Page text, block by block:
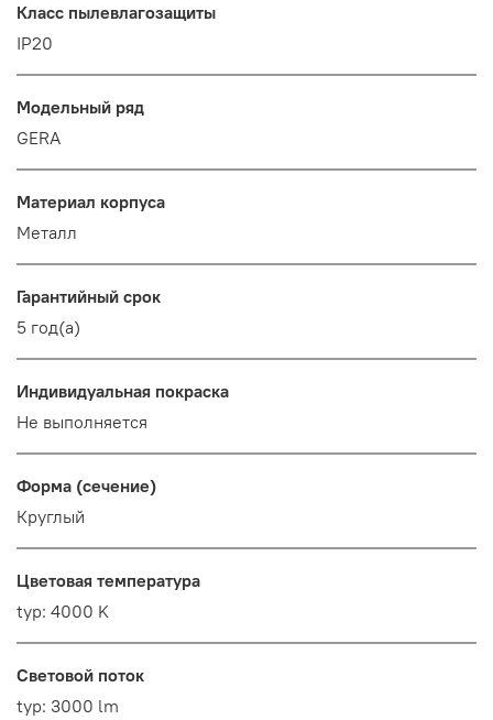
Класс пылевлагозащиты
IP20
Модельный ряд
GERA
Материал корпуса
Металл
Гарантийный срок
5 год(а)
Индивидуальная покраска
Не выполняется
Форма (сечение)
Круглый
Цветовая температура
typ: 4000 K
Световой поток
typ: 3000 lm